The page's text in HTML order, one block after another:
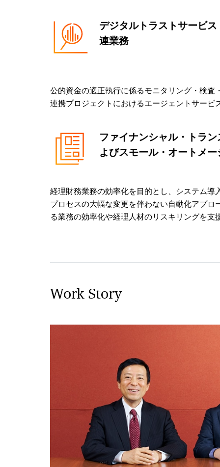
デジタルトラストサービ
連業務
公的資金の適正執行に係るモニタリング・検査
連携プロジェクトにおけるエージェントサービ
ファイナンシャル・トラ
よびスモール・オートメー
経理財務業務の効率化を目的とし、システム導
プロセスの大幅な変更を伴わない自動化アプロ
る業務の効率化や経理人材のリスキリングを支
Work Story